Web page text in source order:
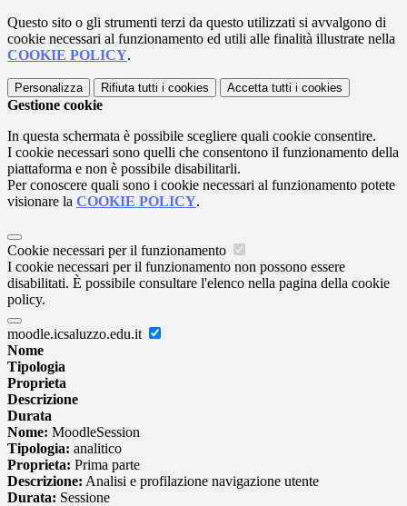
Questo sito o gli strumenti terzi da questo utilizzati si avvalgono di
cookie necessari al funzionamento ed utili alle finalità illustrate nella
COOKIE POLICY.
Personalizza Rifiuta tutti i cookies Accetta tutti i cookies
Gestione cookie
In questa schermata è possibile scegliere quali cookie consentire.
I cookie necessari sono quelli che consentono il funzionamento della
piattaforma e non è possibile disabilitarli.
Per conoscere quali sono i cookie necessari al funzionamento potete
visionare la COOKIE POLICY.
Cookie necessari per il funzionamento
I cookie necessari per il funzionamento non possono essere
disabilitati. È possibile consultare l'elenco nella pagina della cookie
policy.
moodle.icsaluzzo.edu.it
Nome
Tipologia
Proprieta
Descrizione
Durata
Nome: MoodleSession
Tipologia: analitico
Proprieta: Prima parte
Descrizione: Analisi e profilazione navigazione utente
Durata: Sessione